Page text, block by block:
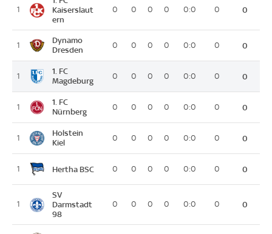
1
Kaiserslaut
ern
0 0 0 0 0:0 0 0
1
Dynamo
Dresden
0 0 0 0 0:0 0 0
1
1. FC
Magdeburg
0 0 0 0 0:0 0 0
1
1. FC
Nürnberg
0 0 0 0 0:0 0 0
1
Holstein
Kiel
0 0 0 0 0:0 0 0
1 Hertha BSC 0 0 0 0 0:0 0 0
1
SV
Darmstadt
98
0 0 0 0 0:0 0 0